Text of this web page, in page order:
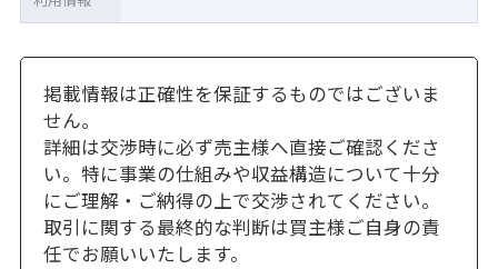
掲載情報は正確性を保証するものではございま
せん。
詳細は交渉時に必ず売主様へ直接ご確認くださ
い。特に事業の仕組みや収益構造について十分
にご理解・ご納得の上で交渉されてください。
取引に関する最終的な判断は買主様ご自身の責
任でお願いいたします。